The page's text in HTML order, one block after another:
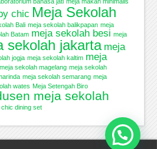
chic Meja Sekolah
Bali meja sekolah balikpapan meja
Batam meja sekolah besi meja
sekolah jakarta meja
jogja meja sekolah kaltim meja
meja sekolah magelang meja sekolah
meja sekolah semarang meja
wates Meja Setengah Biro
meja sekolah
dining set